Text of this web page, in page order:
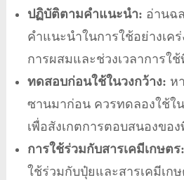
ปฏิบัติตามคำแนะนำ: อ่านฉ
คำแนะนำในการใช้อย่างเค
การผสมและช่วงเวลาการใ
ทดสอบก่อนใช้ในวงกว้าง: ห
ซานมาก่อน ควรทดลองใช้ใ
เพื่อสังเกตการตอบสนองขอ
การใช้ร่วมกับสารเคมีเกษตร:
ใช้ร่วมกับปุ๋ยและสารเคมีเก